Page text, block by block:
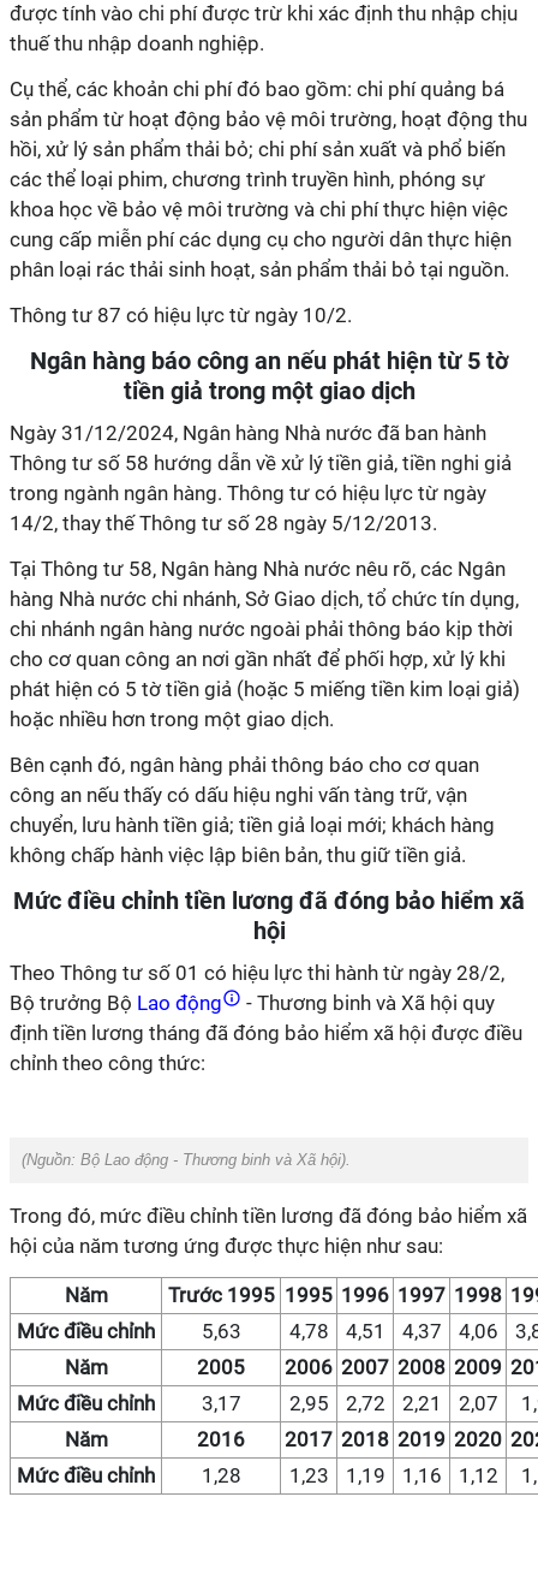
được tính vào chi phí được trừ khi xác định thu nhập chịu
thuế thu nhập doanh nghiệp.
Cụ thể, các khoản chi phí đó bao gồm: chi phí quảng bá
sản phẩm từ hoạt động bảo vệ môi trường, hoạt động thu
hồi, xử lý sản phẩm thải bỏ; chi phí sản xuất và phổ biến
các thể loại phim, chương trình truyền hình, phóng sự
khoa học về bảo vệ môi trường và chi phí thực hiện việc
cung cấp miễn phí các dụng cụ cho người dân thực hiện
phân loại rác thải sinh hoạt, sản phẩm thải bỏ tại nguồn.
Thông tư 87 có hiệu lực từ ngày 10/2.
Ngân hàng báo công an nếu phát hiện từ 5 tờ
tiền giả trong một giao dịch
Ngày 31/12/2024, Ngân hàng Nhà nước đã ban hành
Thông tư số 58 hướng dẫn về xử lý tiền giả, tiền nghi giả
trong ngành ngân hàng. Thông tư có hiệu lực từ ngày
14/2, thay thế Thông tư số 28 ngày 5/12/2013.
Tại Thông tư 58, Ngân hàng Nhà nước nêu rõ, các Ngân
hàng Nhà nước chi nhánh, Sở Giao dịch, tổ chức tín dụng,
chi nhánh ngân hàng nước ngoài phải thông báo kịp thời
cho cơ quan công an nơi gần nhất để phối hợp, xử lý khi
phát hiện có 5 tờ tiền giả (hoặc 5 miếng tiền kim loại giả)
hoặc nhiều hơn trong một giao dịch.
Bên cạnh đó, ngân hàng phải thông báo cho cơ quan
công an nếu thấy có dấu hiệu nghi vấn tàng trữ, vận
chuyển, lưu hành tiền giả; tiền giả loại mới; khách hàng
không chấp hành việc lập biên bản, thu giữ tiền giả.
Mức điều chỉnh tiền lương đã đóng bảo hiểm xã
hội
Theo Thông tư số 01 có hiệu lực thi hành từ ngày 28/2,
Bộ trưởng Bộ Lao động
- Thương binh và Xã hội quy
định tiền lương tháng đã đóng bảo hiểm xã hội được điều
chỉnh theo công thức:
(Nguồn: Bộ Lao động - Thương binh và Xã hội).
Trong đó, mức điều chỉnh tiền lương đã đóng bảo hiểm xã
hội của năm tương ứng được thực hiện như sau:
Năm Trước 1995 1995 1996 1997 1998
Mức điều chỉnh
5,63 4,78 4,51 4,37 4,06
Năm
2005 2006 2007 2008 2009
Mức điều chỉnh
3,17 2,95 2,72 2,21 2,07
Năm
2016 2017 2018 2019 2020
Mức điều chỉnh
1,28 1,23 1,19 1,16 1,12